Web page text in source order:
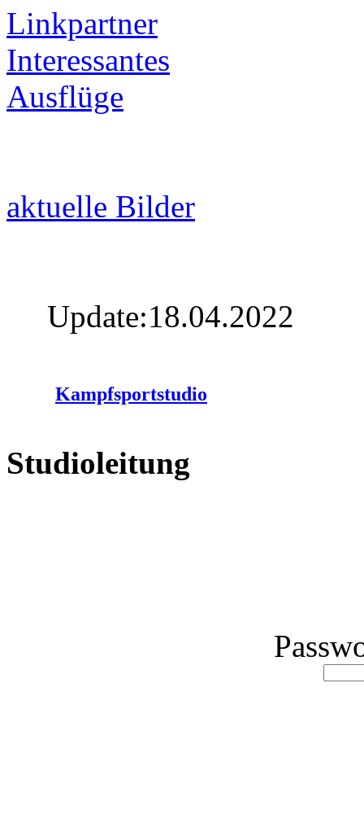
Linkpartner
Interessantes
Ausflüge
aktuelle Bilder
Update:18.04.2022
Kampfsportstudio
Studioleitung